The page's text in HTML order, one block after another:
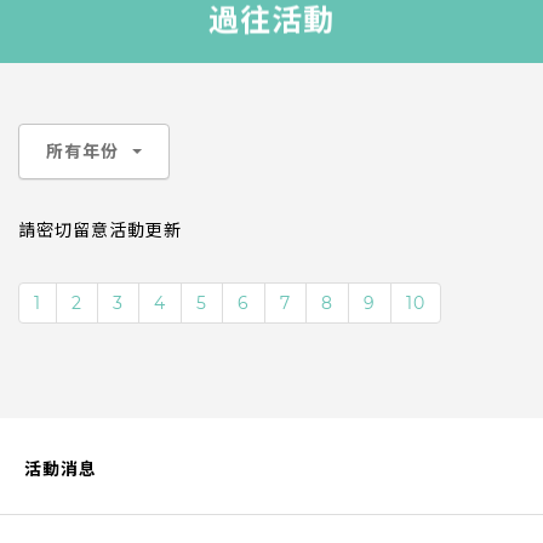
過往活動
所有年份
請密切留意活動更新
1 2 3 4 5 6 7 8 9 10
活動消息